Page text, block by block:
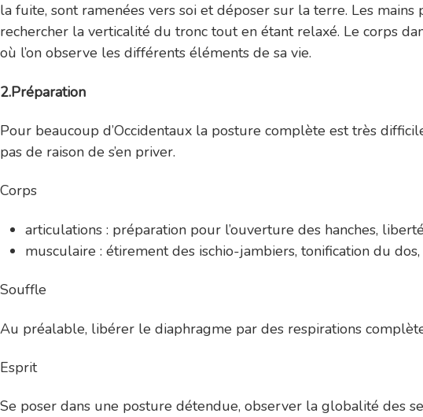
la fuite, sont ramenées vers soi et déposer sur la terre. Les
rechercher la verticalité du tronc tout en étant relaxé. Le corps
où l’on observe les différents éléments de sa vie.
2.Préparation
Pour beaucoup d’Occidentaux la posture complète est très
pas de raison de s’en priver.
Corps
articulations : préparation pour l’ouverture des hanches,
musculaire : étirement des ischio-jambiers, tonification du
Souffle
Au préalable, libérer le diaphragme par des respirations
Esprit
Se poser dans une posture détendue, observer la globalité des